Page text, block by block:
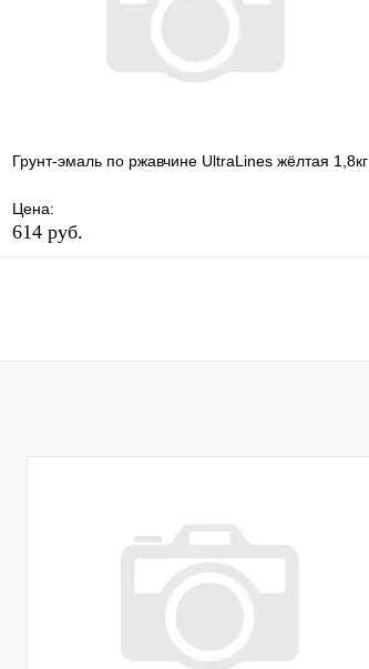
Грунт-эмаль по ржавчине UltraLines жёлтая 1,8кг
Цена:
614 руб.